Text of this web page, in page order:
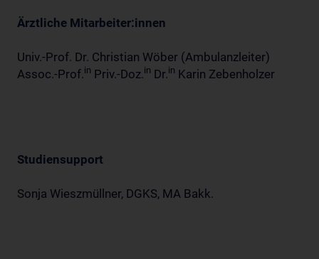
Ärztliche Mitarbeiter:innen
Univ.-Prof. Dr. Christian Wöber (Ambulanzleiter)
Assoc.-Prof.in Priv.-Doz.in Dr.in Karin Zebenholzer
Studiensupport
Sonja Wieszmüllner, DGKS, MA Bakk.